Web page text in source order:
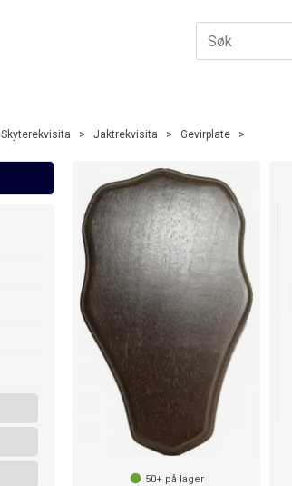
Skyterekvisita > Jaktrekvisita > Gevirplate >
50+på lager